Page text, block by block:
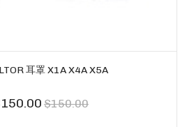
耳罩 X1A X4A X5A
$150.00